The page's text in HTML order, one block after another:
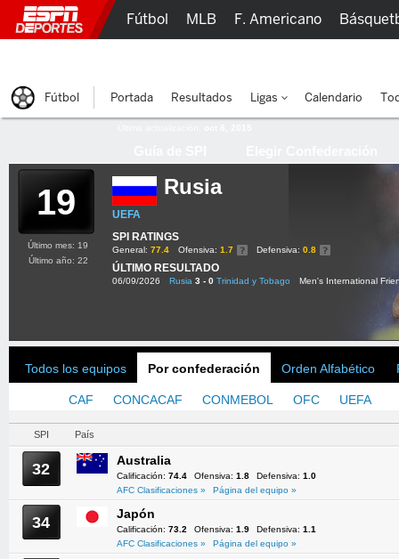
19 Rusia
UEFA
SPI RATINGS
General: 77.4 Ofensiva: 1.7 Defensiva: 0.8
ÚLTIMO RESULTADO
06/09/2026 Rusia 3 - 0 Trinidad y Tobago Men's International
Último mes: 19
Último año: 22
Todos los equipos Por confederación Orden Alfabético
CAF CONCACAF CONMEBOL OFC UEFA
SPI País
32 Australia
Calificación: 74.4 Ofensiva: 1.8 Defensiva: 1.0
AFC Clasificaciones »
Página del equipo »
34 Japón
Calificación: 73.2 Ofensiva: 1.9 Defensiva: 1.1
AFC Clasificaciones »
Página del equipo »
Fútbol MLB F. Americano
Fútbol Portada Resultados Ligas Calendario